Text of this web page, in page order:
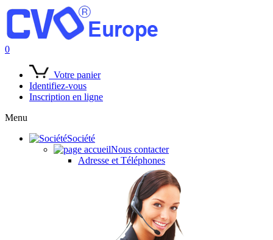
0
Votre panier
Identifiez-vous
Inscription en ligne
Menu
Société
Nous contacter
Adresse et Téléphones